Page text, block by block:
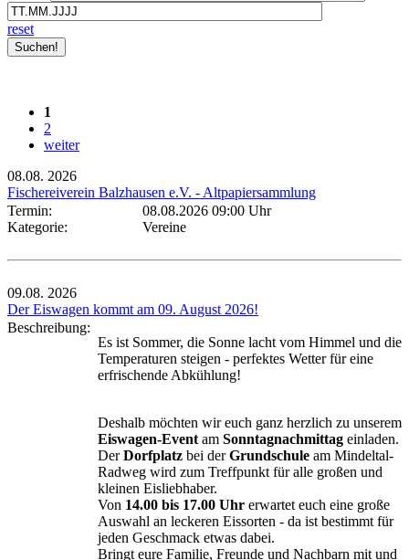
reset
1
2
weiter
08.08. 2026
Fischereiverein Balzhausen e.V. - Altpapiersammlung
Termin:
08.08.2026 09:00 Uhr
Kategorie:
Vereine
09.08. 2026
Der Eiswagen kommt am 09. August 2026!
Beschreibung:
Es ist Sommer, die Sonne lacht vom Himmel und die
Temperaturen steigen - perfektes Wetter für eine
erfrischende Abkühlung!
Deshalb möchten wir euch ganz herzlich zu unserem
Eiswagen-Event am Sonntagnachmittag einladen.
DerDorfplatz bei derGrundschule am Mindeltal-
Radweg wird zum Treffpunkt für alle großen und
kleinen Eisliebhaber.
Von 14.00 bis 17.00 Uhr erwartet euch eine große
Auswahl an leckeren Eissorten - da ist bestimmt für
jeden Geschmack etwas dabei.
Bringt eure Familie, Freunde und Nachbarn mit und